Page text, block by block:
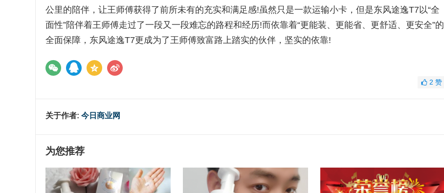
公里的陪伴，让王师傅获得了前所未有的充实和满足感!虽然只是一款运输小卡，但是东风途逸T7以“全
面性”陪伴着王师傅走过了一段又一段难忘的路程和经历!而依靠着“更能装、更能省、更舒适、更安全”的
全面保障，东风途逸T7更成为了王师傅致富路上踏实的伙伴，坚实的依靠!
2 赞
关于作者: 今日商业网
为您推荐